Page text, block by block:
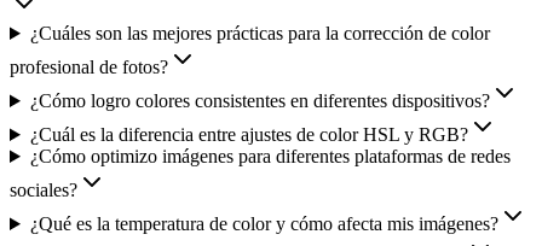
¿Cuáles son las mejores prácticas para la corrección de color
profesional de fotos?
¿Cómo logro colores consistentes en diferentes dispositivos?
¿Cuál es la diferencia entre ajustes de color HSL y RGB?
¿Cómo optimizo imágenes para diferentes plataformas de redes
sociales?
¿Qué es la temperatura de color y cómo afecta mis imágenes?